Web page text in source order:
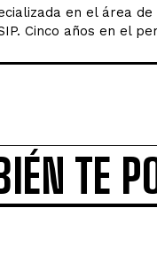
en el área
Cinco años en el
TE